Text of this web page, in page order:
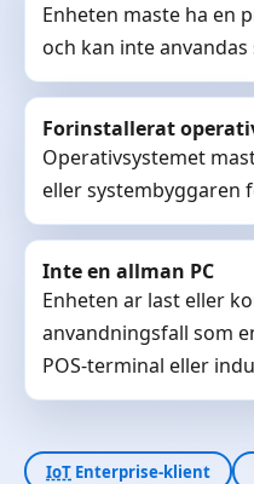
Enheten maste ha en
och kan inte anvandas
Forinstallerat
Operativsystemet
eller systembyggaren
Inte en allman PC
Enheten ar last eller
anvandningsfall som
POS-terminal eller
IoT Enterprise-klient